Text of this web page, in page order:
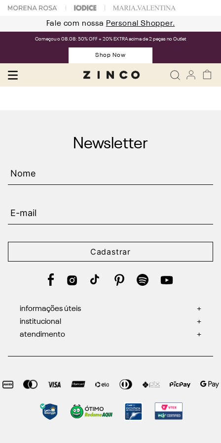
Fale com nossa Personal Shopper.
Começou o 08.08: 50% OFF + 20% EXTRA acima de 2 peças no Outlet
Shop Now
Newsletter
Cadastrar
informações úteis
+
institucional
+
atendimento
+